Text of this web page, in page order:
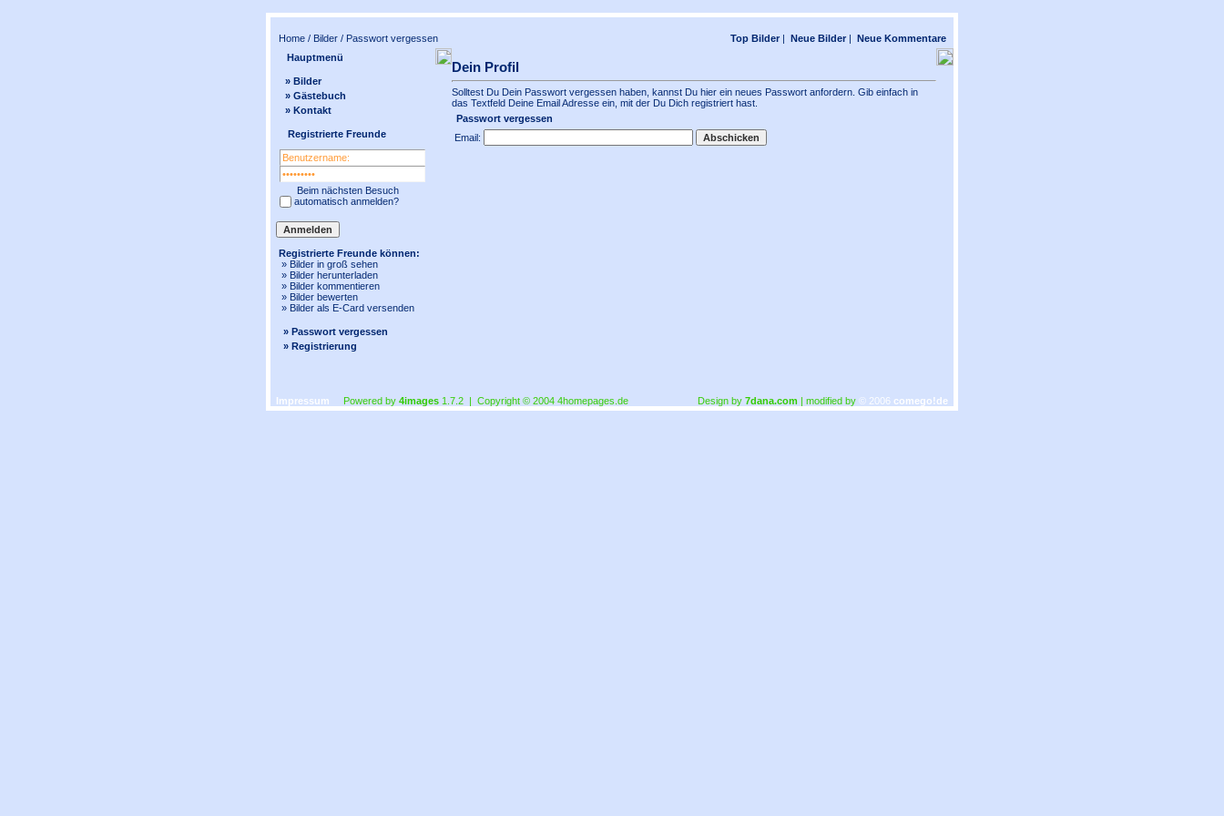
Home / Bilder / Passwort vergessen Top Bilder | Neue Bilder | Neue Kommentare
Hauptmenü
» Bilder
» Gästebuch
» Kontakt
Registrierte Freunde
Beim nächsten Besuch
automatisch anmelden?
Registrierte Freunde können:
» Bilder in groß sehen
» Bilder herunterladen
» Bilder kommentieren
» Bilder bewerten
» Bilder als E-Card versenden
» Passwort vergessen
» Registrierung
Dein Profil
Solltest Du Dein Passwort vergessen haben, kannst Du hier ein neues Passwort anfordern. Gib einfach in
das Textfeld Deine Email Adresse ein, mit der Du Dich registriert hast.
Passwort vergessen
Email:
Impressum Powered by 4images 1.7.2 | Copyright © 2004 4homepages.de Design by 7dana.com | modified by © 2006 comego!de